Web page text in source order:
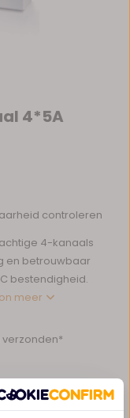
4*5A
controleren
4-kanaals
en betrouwbaar
bestendigheid.
meer
verzonden*